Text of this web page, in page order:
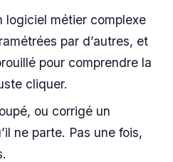
logiciel métier complexe
par d’autres, et
pour comprendre la
cliquer.
ou corrigé un
ne parte. Pas une fois,